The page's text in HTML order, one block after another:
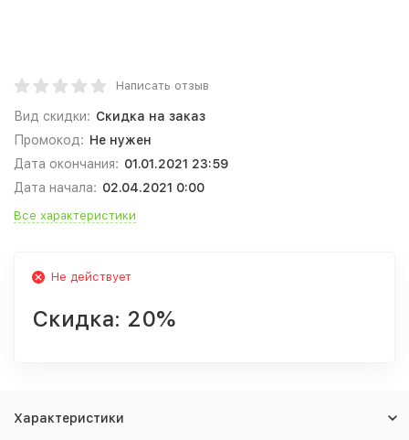
Написать отзыв
Вид скидки: Скидка на заказ
Промокод: Не нужен
Дата окончания: 01.01.2021 23:59
Дата начала: 02.04.2021 0:00
Все характеристики
Не действует
Скидка: 20%
Характеристики